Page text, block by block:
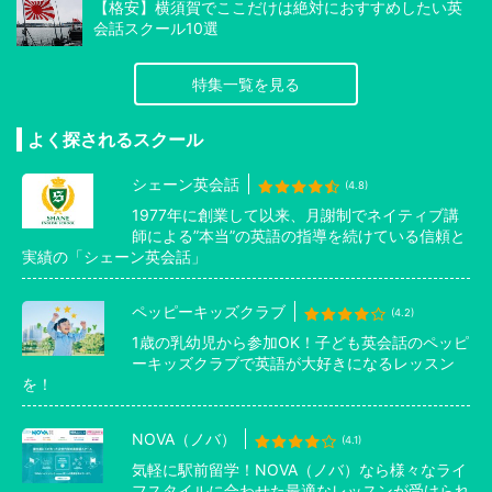
【格安】横須賀でここだけは絶対におすすめしたい英
会話スクール10選
特集一覧を見る
よく探されるスクール
シェーン英会話 (4.8)
1977年に創業して以来、月謝制でネイティブ講
師による”本当”の英語の指導を続けている信頼と
実績の「シェーン英会話」
ペッピーキッズクラブ (4.2)
1歳の乳幼児から参加OK！子ども英会話のペッピ
ーキッズクラブで英語が大好きになるレッスン
を！
NOVA（ノバ） (4.1)
気軽に駅前留学！NOVA（ノバ）なら様々なライ